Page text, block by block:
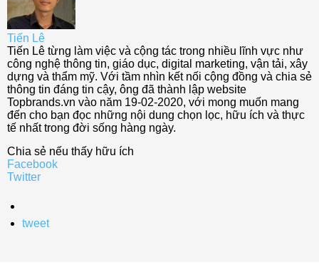
Tiến Lê
Tiến Lê từng làm việc và cộng tác trong nhiều lĩnh vực như
công nghệ thông tin, giáo dục, digital marketing, vận tải, xây
dựng và thẩm mỹ. Với tầm nhìn kết nối cộng đồng và chia sẻ
thông tin đáng tin cậy, ông đã thành lập website
Topbrands.vn vào năm 19-02-2020, với mong muốn mang
đến cho bạn đọc những nội dung chọn lọc, hữu ích và thực
tế nhất trong đời sống hàng ngày.
Chia sẻ nếu thấy hữu ích
Facebook
Twitter
tweet